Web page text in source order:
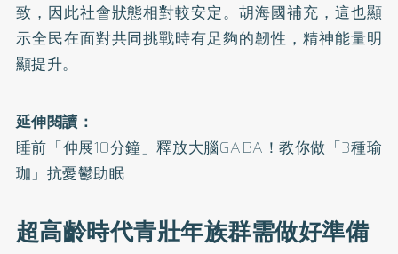
致，因此社會狀態相對較安定。胡海國補充，這也顯
示全民在面對共同挑戰時有足夠的韌性，精神能量明
顯提升。
延伸閱讀：
睡前「伸展10分鐘」釋放大腦GABA！教你做「3種瑜
珈」抗憂鬱助眠
超高齡時代青壯年族群需做好準備